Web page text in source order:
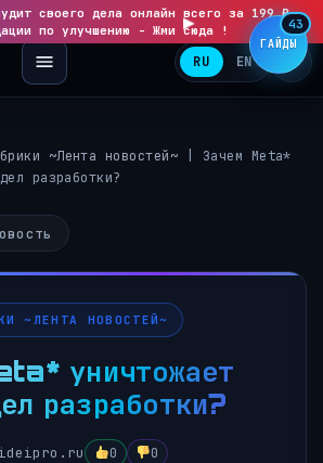
своего дела онлайн всего за 199 ₽
по улучшению - Жми сюда !
▶
RU EN
~Лента новостей~
Зачем Meta*
разработки?
~ЛЕНТА НОВОСТЕЙ~
уничтожает
разработки?
ideipro.ru 0 0
ГАЙДЫ
43